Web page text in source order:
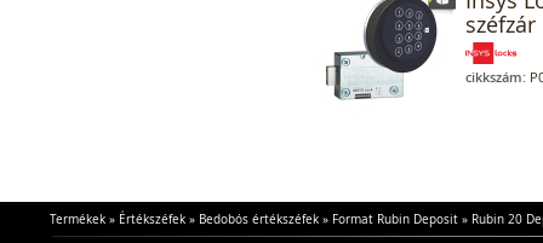
cikkszám:
Termékek» Értékszéfek» Bedobós értékszéfek» Format Rubin Deposit» Rubin 20